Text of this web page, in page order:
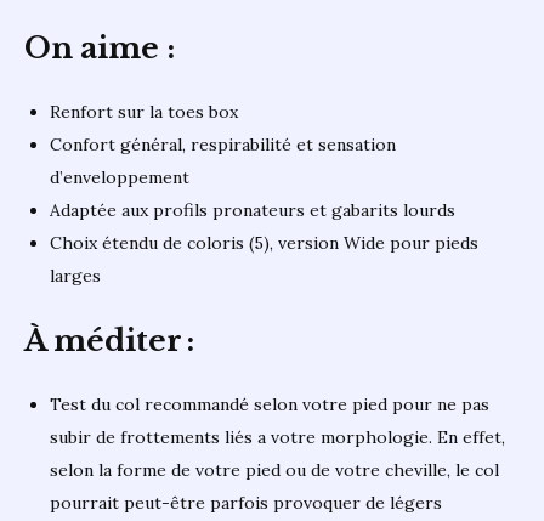
On aime :
Renfort sur la toes box
Confort général, respirabilité et sensation
d’enveloppement
Adaptée aux profils pronateurs et gabarits lourds
Choix étendu de coloris (5), version Wide pour pieds
larges
À méditer :
Test du col recommandé selon votre pied pour ne pas
subir de frottements liés a votre morphologie. En effet,
selon la forme de votre pied ou de votre cheville, le col
pourrait peut-être parfois provoquer de légers